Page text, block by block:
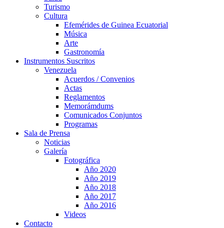
Turismo
Cultura
Efemérides de Guinea Ecuatorial
Música
Arte
Gastronomía
Instrumentos Suscritos
Venezuela
Acuerdos / Convenios
Actas
Reglamentos
Memorámdums
Comunicados Conjuntos
Programas
Sala de Prensa
Noticias
Galería
Fotográfica
Año 2020
Año 2019
Año 2018
Año 2017
Año 2016
Videos
Contacto